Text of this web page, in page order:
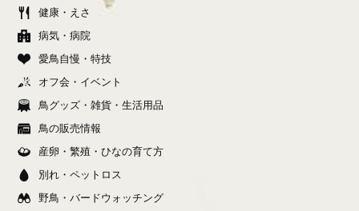
健康・えさ
病気・病院
愛鳥自慢・特技
オフ会・イベント
鳥グッズ・雑貨・生活用品
鳥の販売情報
産卵・繁殖・ひなの育て方
別れ・ペットロス
野鳥・バードウォッチング